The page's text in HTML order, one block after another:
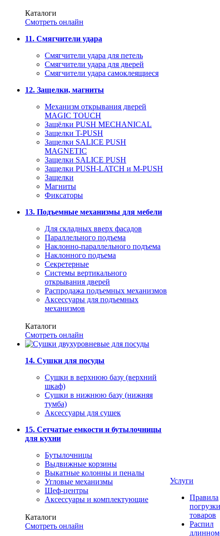
Каталоги
Смотреть онлайн
11. Смягчители удара
Смягчители удара для петель
Смягчители удара для дверей
Cмягчители удара самоклеящиеся
12. Защелки, магниты
Механизм открывания дверей
MAGIC TOUCH
Защёлки PUSH MECHANICAL
Защелки T-PUSH
Защелки SALICE PUSH
MAGNETIC
Защелки SALICE PUSH
Защелки PUSH-LATCH и M-PUSH
Защелки
Магниты
Фиксаторы
13. Подъемные механизмы для мебели
Для складных вверх фасадов
Параллельного подъема
Наклонно-параллельного подъема
Наклонного подъема
Секретерные
Системы вертикального
открывания дверей
Распродажа подъемных механизмов
Аксессуары для подъемных
механизмов
Каталоги
Смотреть онлайн
14. Сушки для посуды
Сушки в верхнюю базу (верхний
шкаф)
Сушки в нижнюю базу (нижняя
тумба)
Аксессуары для сушек
15. Сетчатые емкости и бутылочницы
для кухни
Бутылочницы
Выдвижные корзины
Выкатные колонны и пеналы
Угловые механизмы
Шеф-центры
Аксессуары и комплектующие
Каталоги
Смотреть онлайн
Услуги
Правила
погрузки
товаров
Распил